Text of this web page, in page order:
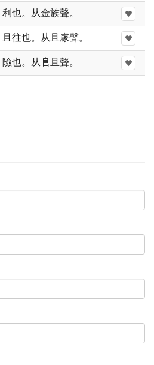
利也。从金族聲。
且往也。从且豦聲。
險也。从𨸏且聲。